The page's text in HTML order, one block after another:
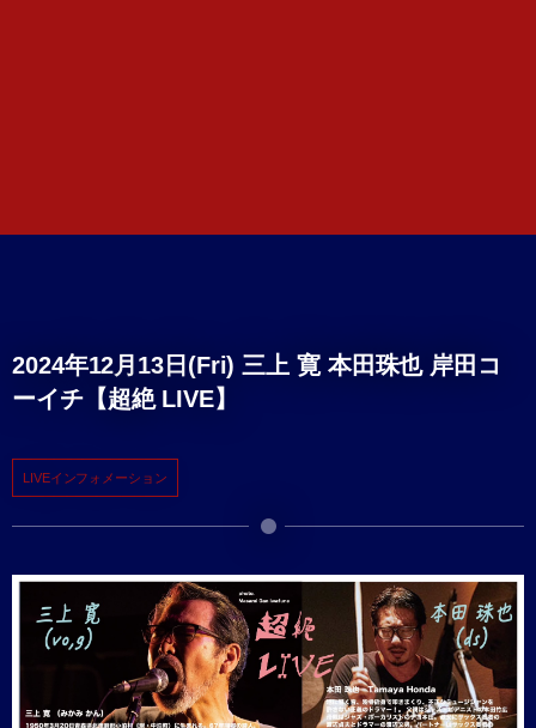
2024年12月13日(Fri) 三上 寛 本田珠也 岸田コ
ーイチ【超絶 LIVE】
LIVEインフォメーション